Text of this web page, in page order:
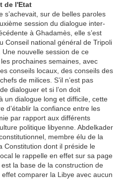
de l'Etat
s’achevait, sur de belles paroles
session du dialogue inter-
à Ghadamès, elle s’est
Conseil national général de Tripoli
nouvelle session de ce
prochaines semaines, avec
conseils locaux, des conseils des
de milices. S’il n’est pas
dialoguer et si l’on doit
un dialogue long et difficile, cette
d’établir la confiance entre les
par rapport aux différents
politique libyenne. Abdelkader
membre élu de la
Constitution dont il préside le
le rappelle en effet sur sa page
la base de la construction de
comparer la Libye avec aucun